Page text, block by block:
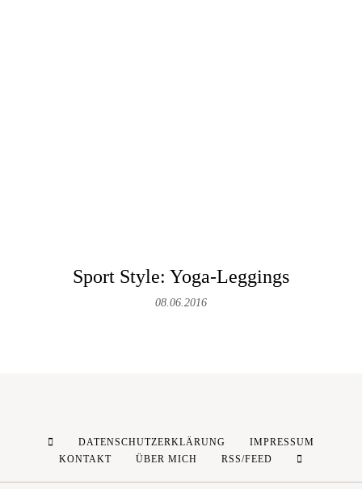
Sport Style: Yoga-Leggings
08.06.2016
DATENSCHUTZERKLÄRUNG
IMPRESSUM
KONTAKT
ÜBER MICH RSS/FEED